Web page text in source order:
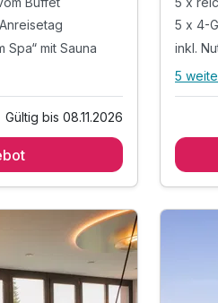
Spa“ mit Sauna
Buffet
die Region
Gültig bis 08.11.2026
5 x 4-
inkl.
Alle
5 x
1 x
inkl.
5